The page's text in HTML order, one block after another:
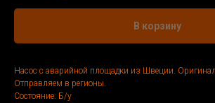
В корзину
Насос с аварийной площадки из Швеции.
Отправляем в регионы.
Состояние: Б/у